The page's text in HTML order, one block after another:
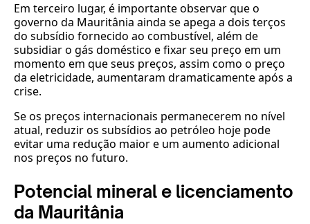
Em terceiro lugar, é importante observar que o
governo da Mauritânia ainda se apega a dois terços
do subsídio fornecido ao combustível, além de
subsidiar o gás doméstico e fixar seu preço em um
momento em que seus preços, assim como o preço
da eletricidade, aumentaram dramaticamente após a
crise.
Se os preços internacionais permanecerem no nível
atual, reduzir os subsídios ao petróleo hoje pode
evitar uma redução maior e um aumento adicional
nos preços no futuro.
Potencial mineral e licenciamento
da Mauritânia